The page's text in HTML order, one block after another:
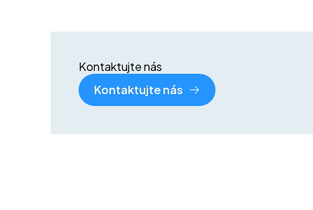
Kontaktujte nás
Kontaktujte nás